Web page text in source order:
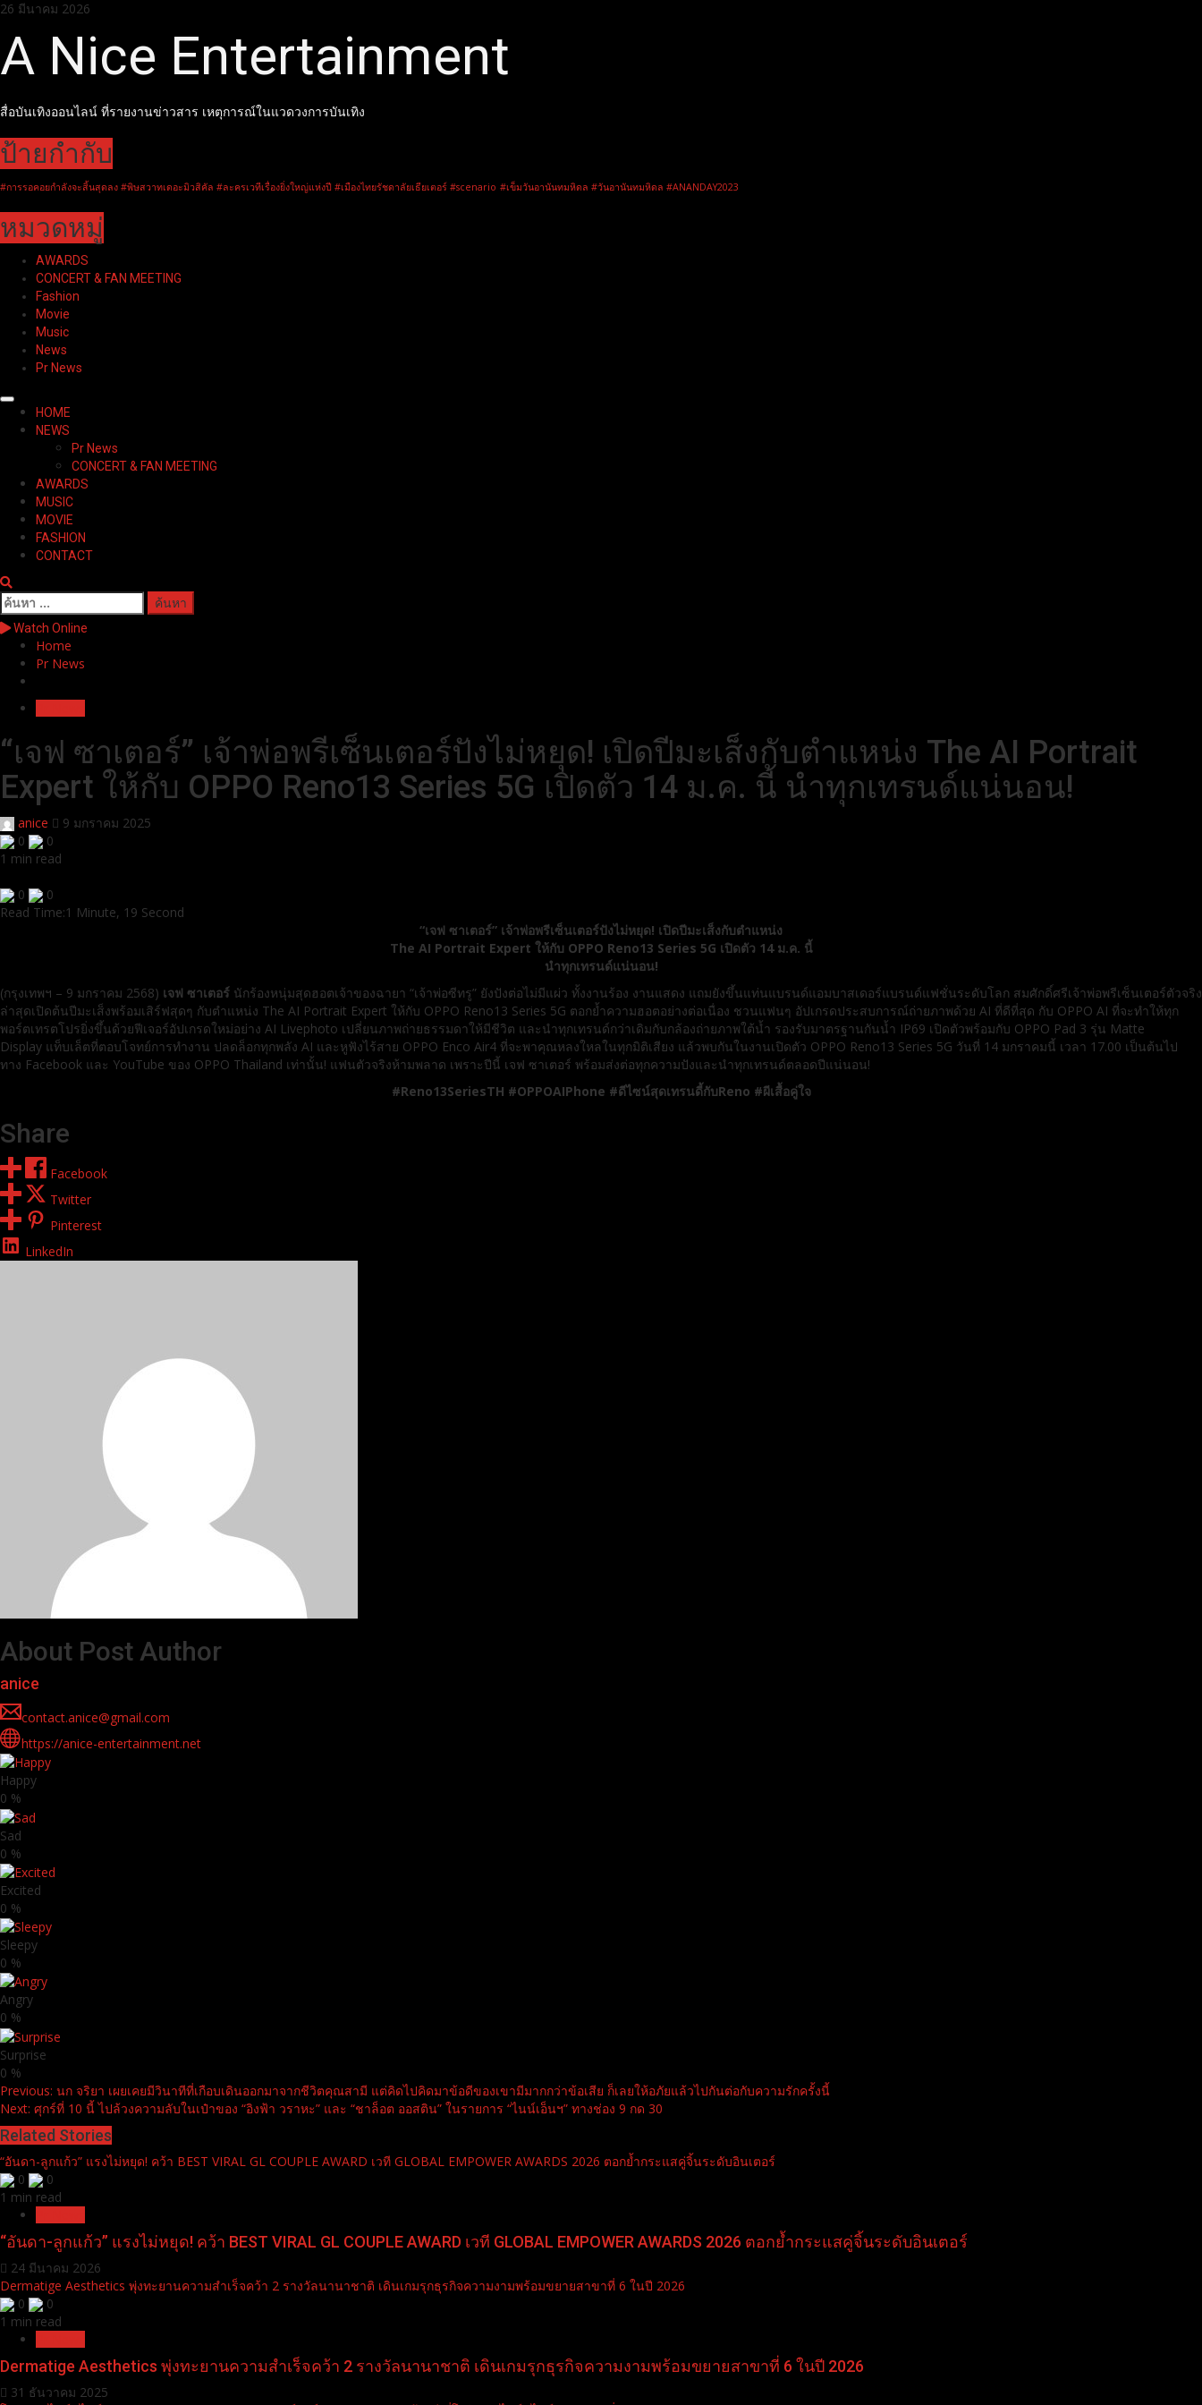
Skip
content
26 มีนาคม 2026
A Nice Entertainment
สื่อบันเทิงออนไลน์ ที่รายงานข่าวสาร เหตุการณ์ในแวดวงการบันเทิง
ป้ายกำกับ
#การรอคอยกำลังจะสิ้นสุดลง #พิษสวาทเดอะมิวสิคัล #ละครเวทีเรื่องยิ่งใหญ่แห่งปี #เมืองไทยรัชดาลัยเธียเตอร์ #scenario #เข็มวันอานันทมหิดล #วันอานันทมหิดล #ANANDAY2023
หมวดหมู่
AWARDS
CONCERT & FAN MEETING
Fashion
Movie
Music
News
Pr News
Primary
Menu
HOME
NEWS
Pr News
CONCERT & FAN MEETING
AWARDS
MUSIC
MOVIE
FASHION
CONTACT
ค้นหา
สำหรับ:
Watch Online
Home
Pr News
“เจฟ ซาเตอร์” เจ้าพ่อพรีเซ็นเตอร์ปังไม่หยุด! เปิดปีมะเส็งกับตำแหน่ง The AI Portrait
Expert ให้กับ OPPO Reno13 Series 5G เปิดตัว 14 ม.ค. นี้ นำทุกเทรนด์แน่นอน!
anice
9 มกราคม 2025
0
0
1 min read
0
0
Read Time:1 Minute, 19 Second
“เจฟ ซาเตอร์” เจ้าพ่อพรีเซ็นเตอร์ปังไม่หยุด! เปิดปีมะเส็งกับตำแหน่ง
The AI Portrait Expert ให้กับ OPPO Reno13 Series 5G เปิดตัว 14 ม.ค. นี้
นำทุกเทรนด์แน่นอน!
(กรุงเทพฯ – 9 มกราคม 2568) เจฟ ซาเตอร์ นักร้องหนุ่มสุดฮอตเจ้าของฉายา “เจ้าพ่อซีทรู” ยังปังต่อไม่มีแผ่ว ทั้งงานร้อง งานแสดง แถมยังขึ้นแท่นแบรนด์แอมบาสเดอร์แบรนด์แฟชั่นระดับโลก สมศักดิ์ศรีเจ้าพ่อพรีเซ็นเตอร์ตัวจริง
ล่าสุดเปิดต้นปีมะเส็งพร้อมเสิร์ฟสุดๆ กับตำแหน่ง The AI Portrait Expert ให้กับ OPPO Reno13 Series 5G ตอกย้ำความฮอตอย่างต่อเนื่อง ชวนแฟนๆ อัปเกรดประสบการณ์ถ่ายภาพด้วย AI ที่ดีที่สุด กับ OPPO AI ที่จะทำให้ทุก
พอร์ตเทรตโปรยิ่งขึ้นด้วยฟีเจอร์อัปเกรดใหม่อย่าง AI Livephoto เปลี่ยนภาพถ่ายธรรมดาให้มีชีวิต และนำทุกเทรนด์กว่าเดิมกับกล้องถ่ายภาพใต้น้ำ รองรับมาตรฐานกันน้ำ IP69 เปิดตัวพร้อมกับ OPPO Pad 3 รุ่น Matte
Display แท็บเล็ตที่ตอบโจทย์การทำงาน ปลดล็อกทุกพลัง AI และหูฟังไร้สาย OPPO Enco Air4 ที่จะพาคุณหลงใหลในทุกมิติเสียง แล้วพบกันในงานเปิดตัว OPPO Reno13 Series 5G วันที่ 14 มกราคมนี้ เวลา 17.00 เป็นต้นไป
ทาง Facebook และ YouTube ของ OPPO Thailand เท่านั้น! แฟนตัวจริงห้ามพลาด เพราะปีนี้ เจฟ ซาเตอร์ พร้อมส่งต่อทุกความปังและนำทุกเทรนด์ตลอดปีแน่นอน!
#Reno13SeriesTH #OPPOAIPhone #ดีไซน์สุดเทรนดี้กับReno #ผีเสื้อคู่ใจ
Share
Facebook
Twitter
Pinterest
LinkedIn
About Post Author
anice
contact.anice@gmail.com
https://anice-entertainment.net
Happy
0 %
Sad
0 %
Excited
0 %
Sleepy
0 %
Angry
0 %
Surprise
0 %
Continue
Reading
Previous: นก จริยา เผยเคยมีวินาทีที่เกือบเดินออกมาจากชีวิตคุณสามี แต่คิดไปคิดมาข้อดีของเขามีมากกว่าข้อเสีย ก็เลยให้อภัยแล้วไปกันต่อกับความรักครั้งนี้
Next: ศุกร์ที่ 10 นี้ ไปล้วงความลับในเป๋าของ “อิงฟ้า วราหะ” และ “ชาล็อต ออสติน” ในรายการ “ไนน์เอ็นฯ” ทางช่อง 9 กด 30
Related Stories
“อันดา-ลูกแก้ว” แรงไม่หยุด! คว้า BEST VIRAL GL COUPLE AWARD เวที GLOBAL EMPOWER AWARDS 2026 ตอกย้ำกระแสคู่จิ้นระดับอินเตอร์
0
0
1 min read
“อันดา-ลูกแก้ว” แรงไม่หยุด! คว้า BEST VIRAL GL COUPLE AWARD เวที GLOBAL EMPOWER AWARDS 2026 ตอกย้ำกระแสคู่จิ้นระดับอินเตอร์
24 มีนาคม 2026
Dermatige Aesthetics พุ่งทะยานความสำเร็จคว้า 2 รางวัลนานาชาติ เดินเกมรุกธุรกิจความงามพร้อมขยายสาขาที่ 6 ในปี 2026
0
0
1 min read
Dermatige Aesthetics พุ่งทะยานความสำเร็จคว้า 2 รางวัลนานาชาติ เดินเกมรุกธุรกิจความงามพร้อมขยายสาขาที่ 6 ในปี 2026
31 ธันวาคม 2025